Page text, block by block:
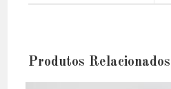
Produtos Relacionados